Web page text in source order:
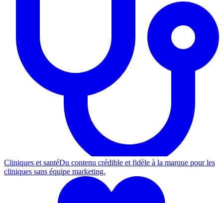
Cliniques et santéDu contenu crédible et fidèle à la marque pour les
cliniques sans équipe marketing.